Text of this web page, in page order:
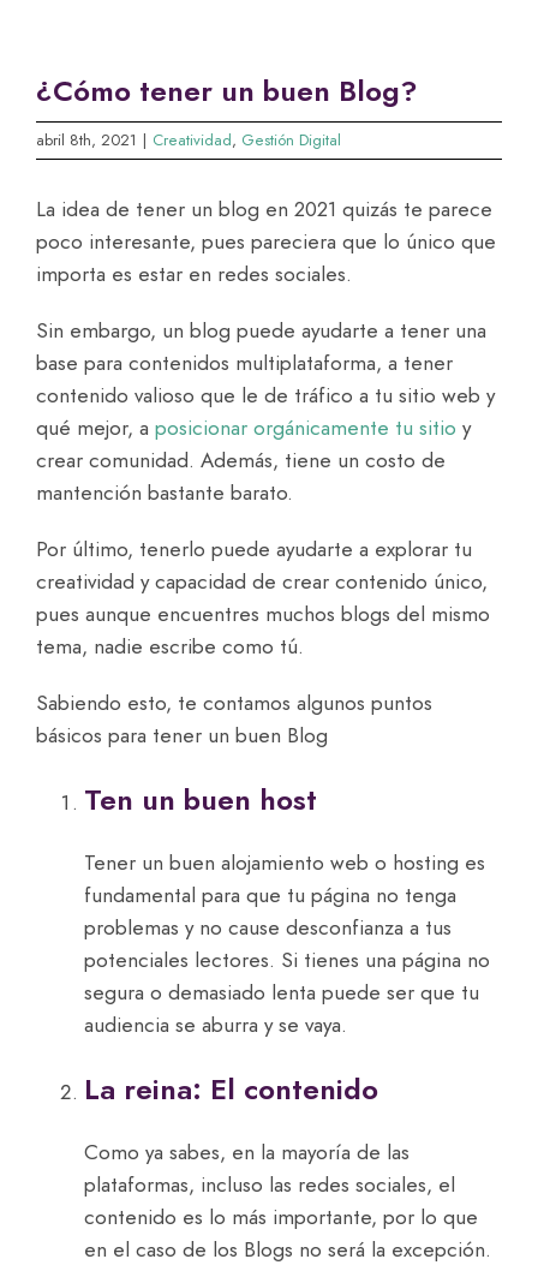
contenido
¿Cómo tener un buen Blog?
abril 8th, 2021 | Creatividad, Gestión Digital
La idea de tener un blog en 2021 quizás te parece
poco interesante, pues pareciera que lo único que
importa es estar en redes sociales.
Sin embargo, un blog puede ayudarte a tener una
base para contenidos multiplataforma, a tener
contenido valioso que le de tráfico a tu sitio web y
qué mejor, a posicionar orgánicamente tu sitio y
crear comunidad. Además, tiene un costo de
mantención bastante barato.
Por último, tenerlo puede ayudarte a explorar tu
creatividad y capacidad de crear contenido único,
pues aunque encuentres muchos blogs del mismo
tema, nadie escribe como tú.
Sabiendo esto, te contamos algunos puntos
básicos para tener un buen Blog
Ten un buen host
Tener un buen alojamiento web o hosting es
fundamental para que tu página no tenga
problemas y no cause desconfianza a tus
potenciales lectores. Si tienes una página no
segura o demasiado lenta puede ser que tu
audiencia se aburra y se vaya.
La reina: El contenido
Como ya sabes, en la mayoría de las
plataformas, incluso las redes sociales, el
contenido es lo más importante, por lo que
en el caso de los Blogs no será la excepción.